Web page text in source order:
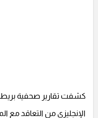
كشفت تقارير صحفية
الإنجليزي من التعاقد